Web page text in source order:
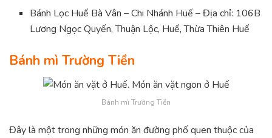
Bánh Lọc Huế Bà Vân – Chi Nhánh Huế – Địa chỉ: 106B
Lương Ngọc Quyến, Thuận Lộc, Huế, Thừa Thiên Huế
Bánh mì Trường Tiền
Bánh mì Trường Tiền
Đây là một trong những món ăn đường phố quen thuộc của